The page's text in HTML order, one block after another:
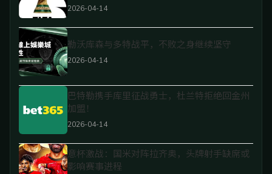
2026-04-14
勒沃库森与多特战平，不败之身继续坚守
2026-04-14
巴特勒携手库里征战勇士，杜兰特拒绝回金州
加盟！
2026-04-14
意杯激战：国米对阵拉齐奥，头牌射手缺席或
影响赛事进程